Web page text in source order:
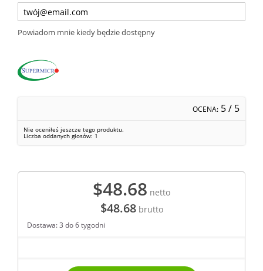
Powiadom mnie kiedy będzie dostępny
OCENA: 5/ 5
Nie oceniłeś jeszcze tego produktu.
Liczba oddanych głosów: 1
$48.68 netto
$48.68brutto
Dostawa: 3 do 6 tygodni